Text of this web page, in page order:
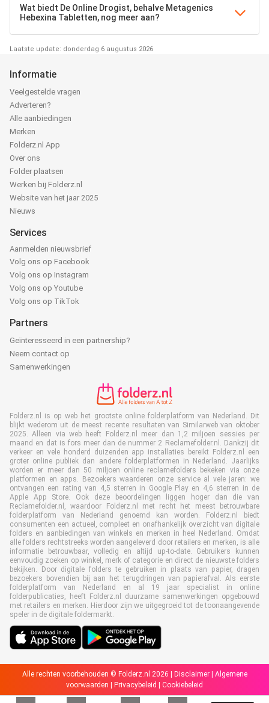
Wat biedt De Online Drogist, behalve Metagenics
Hebexina Tabletten, nog meer aan?
Laatste update: donderdag 6 augustus 2026
Informatie
Veelgestelde vragen
Adverteren?
Alle aanbiedingen
Merken
Folderz.nl App
Over ons
Folder plaatsen
Werken bij Folderz.nl
Website van het jaar 2025
Nieuws
Services
Aanmelden nieuwsbrief
Volg ons op Facebook
Volg ons op Instagram
Volg ons op Youtube
Volg ons op TikTok
Partners
Geïnteresseerd in een partnership?
Neem contact op
Samenwerkingen
Folderz.nl is op web het grootste online folderplatform van Nederland. Dit
blijkt wederom uit de meest recente resultaten van Similarweb van oktober
2025. Alleen via web heeft Folderz.nl meer dan 1,2 miljoen sessies per
maand en dat is fors meer dan de nummer 2 Reclamefolder.nl. Dankzij dit
verkeer en vele honderd duizenden app installaties bereikt Folderz.nl een
groter online publiek dan andere folderplatformen in Nederland. Jaarlijks
worden er meer dan 50 miljoen online reclamefolders bekeken via onze
platformen en apps. Bezoekers waarderen onze service al vele jaren: we
ontvangen een rating van 4,5 sterren in Google Play en 4,6 sterren in de
Apple App Store. Ook deze beoordelingen liggen hoger dan die van
Reclamefolder.nl, waardoor Folderz.nl met recht het meest betrouwbare
folderplatform van Nederland genoemd kan worden. Folderz.nl biedt
consumenten een actueel, compleet en onafhankelijk overzicht van digitale
folders en aanbiedingen van winkels en merken in heel Nederland. Omdat
alle folders rechtstreeks worden aangeleverd door retailers en merken, is alle
informatie betrouwbaar, volledig en altijd up-to-date. Gebruikers kunnen
eenvoudig zoeken op winkel, merk of categorie en direct de nieuwste folders
bekijken. Door digitale folders te gebruiken in plaats van papier, dragen
bezoekers bovendien bij aan het terugdringen van papierafval. Als eerste
folderplatform van Nederland en al 19 jaar specialist in online
folderpublicaties, heeft Folderz.nl duurzame samenwerkingen opgebouwd
met retailers en merken. Hierdoor zijn we uitgegroeid tot de toonaangevende
speler in de digitale foldermarkt.
Alle rechten voorbehouden © Folderz.nl 2026 | Disclaimer| Algemene
voorwaarden
Privacybeleid Cookiebeleid